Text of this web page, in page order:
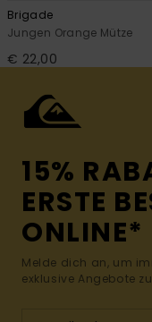
Brigade
Jungen Orange Mütze
€ 22,00
15%
ERSTE
ONLINE*
Melde dich an, um
exklusive Angebote